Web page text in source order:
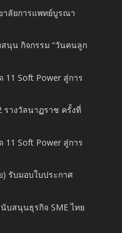
าลัยการแพทย์บูรณา
นุน กิจกรรม “วันคนลูก
11 Soft Power สู่การ
รางวัลนาฏราช ครั้งที่
11 Soft Power สู่การ
) รับมอบใบประกาศ
บสนุนธุรกิจ SME ไทย